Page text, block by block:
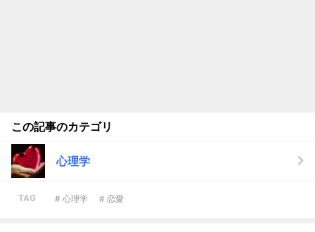
この記事のカテゴリ
心理学
TAG # 心理学 # 恋愛